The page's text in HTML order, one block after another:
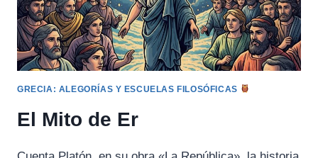
GRECIA: ALEGORÍAS Y ESCUELAS FILOSÓFICAS
El Mito de Er